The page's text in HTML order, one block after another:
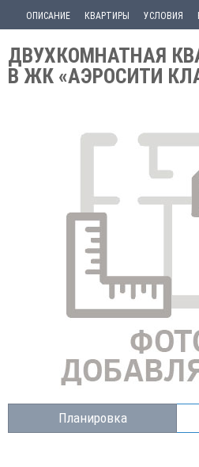
ОПИСАНИЕ КВАРТИРЫ УСЛОВИЯ
ДВУХКОМНАТНАЯ
В ЖК «АЭРОСИТИ
Планировка